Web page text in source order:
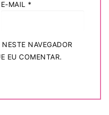
E-MAIL *
NAVEGADOR
EU COMENTAR.